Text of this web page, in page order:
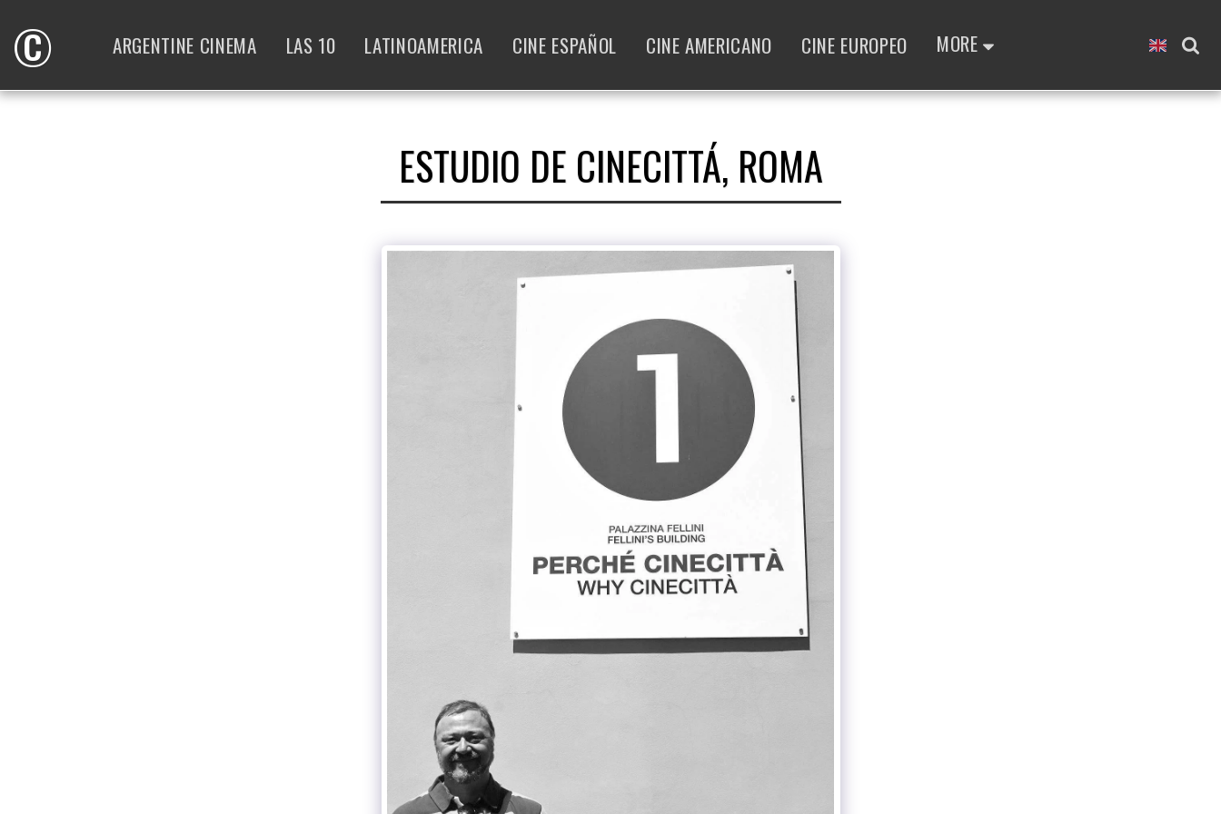
© ARGENTINE CINEMA LAS 10 LATINOAMERICA CINE ESPAÑOL CINE AMERICANO CINE EUROPEO MORE
ESTUDIO DE CINECITTÁ, ROMA